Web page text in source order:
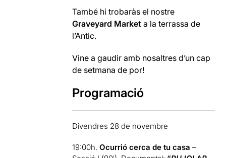
També hi trobaràs el nostre
Graveyard Market a la terrassa de
l’Antic.
Vine a gaudir amb nosaltres d’un cap
de setmana de por!
Programació
Divendres 28 de novembre
19:00h.Ocurrió cerca de tu casa –